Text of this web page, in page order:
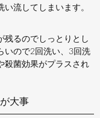
流してしまいます。
残るのでしっとりとし
いので2回洗い、3回洗
殺菌効果がプラスされ
大事